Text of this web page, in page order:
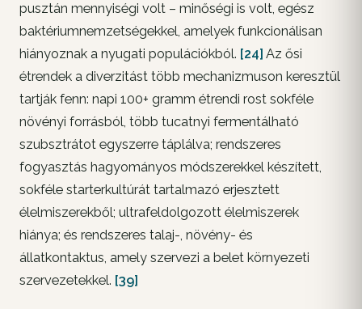
pusztán mennyiségi volt – minőségi is volt, egész
baktériumnemzetségekkel, amelyek funkcionálisan
hiányoznak a nyugati populációkból. [24] Az ősi
étrendek a diverzitást több mechanizmuson keresztül
tartják fenn: napi 100+ gramm étrendi rost sokféle
növényi forrásból, több tucatnyi fermentálható
szubsztrátot egyszerre táplálva; rendszeres
fogyasztás hagyományos módszerekkel készített,
sokféle starterkultúrát tartalmazó erjesztett
élelmiszerekből; ultrafeldolgozott élelmiszerek
hiánya; és rendszeres talaj-, növény- és
állatkontaktus, amely szervezi a belet környezeti
szervezetekkel. [39]